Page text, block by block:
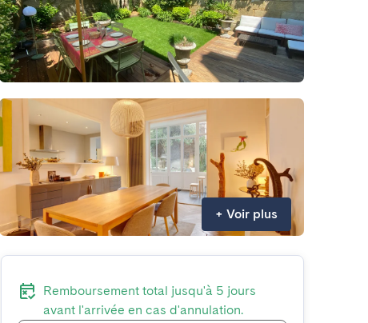
+ Voir plus
Remboursement total jusqu'à 5 jours
avant l'arrivée en cas d'annulation.